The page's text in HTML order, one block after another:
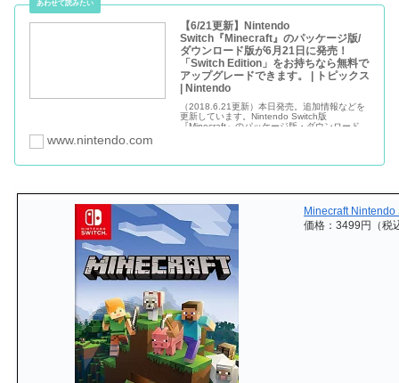
パッケージ版・ダンロード版が 6/21(木）に発売すること
【6/21更新】Nintendo
「Switch Edition」をお持ちなら無料で
| Nintendo
（2018.6.21更新）本日発売。追加情報などを
更新しています。Nintendo Switch版
『Minecraft』のパッケージ版・ダウンロード版
が、本日6月21日（木）に発売
www.nintendo.com